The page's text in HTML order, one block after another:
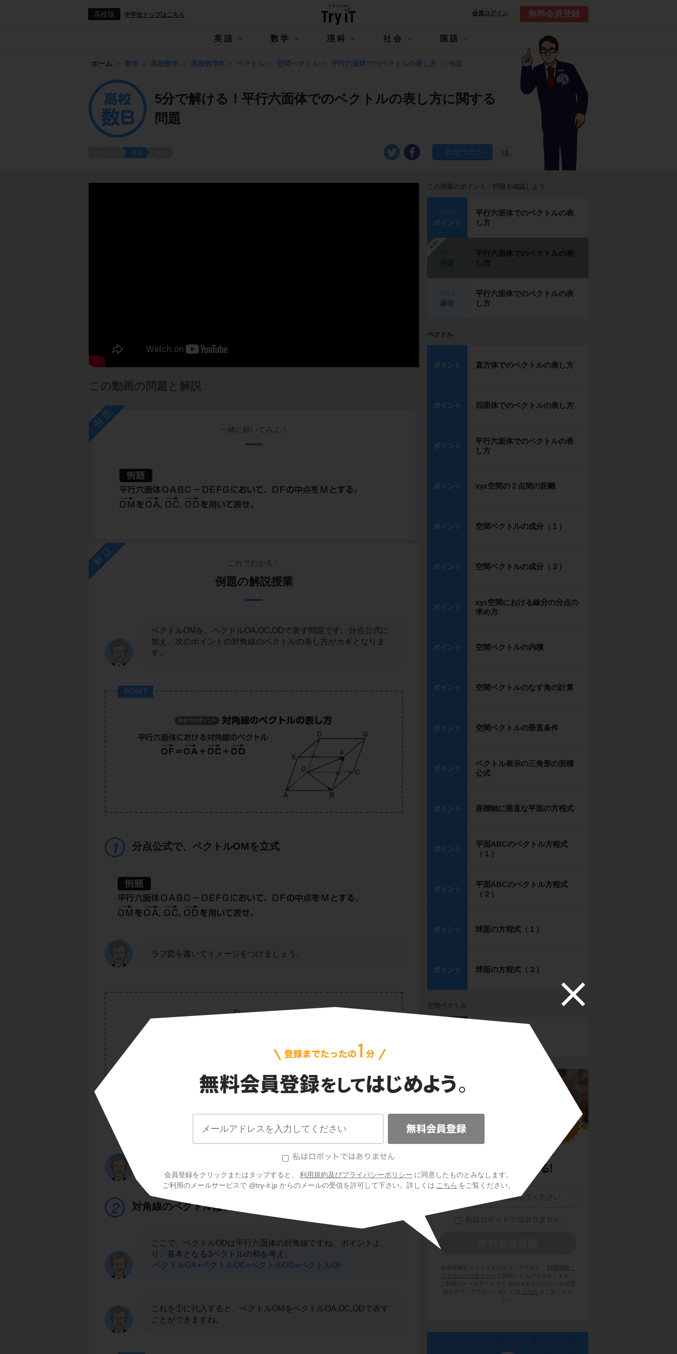
高校版 中学生トップはこちら 会員ログイン 無料会員登録
会員登録をクリックまたはタップすると、 利用規約及びプライバシーポリシー に同意したものとみなします。
ご利用のメールサービスで @try-it.jp からのメールの受信を許可して下さい。詳しくは こちら をご覧ください。
英語 数学 理科 社会 国語
ホーム 数学 高校数学 高校数学B ベクトル 空間ベクトル 平行六面体でのベクトルの表し方 例題
5分で解ける！平行六面体でのベクトルの表し方に関する
問題
例題 13
この動画の問題と解説
例題 一緒に解いてみよう
解説 これでわかる！
例題の解説授業
ベクトルOMを、ベクトルOA,OC,ODで表す問題です。分点公式に
加え、次のポイントの対角線のベクトルの表し方がカギとなりま
す。
POINT
分点公式で、ベクトルOMを立式
ラフ図を書いてイメージをつけましょう。
ベクトルOMを、ベクトルOA,OC,ODで表現します。すべて
でそろっていますね。点Mは、問題文よりDFの中点なので、
ベクトルOM=(ベクトルOD+ベクトルOF)/2……①
対角線のベクトルは、基本3ベクトルの和
ここで、ベクトルODは平行六面体の対角線ですね。ポイントよ
り、基本となる3ベクトルの和を考え、
ベクトルOA+ベクトルOC+ベクトルOD=ベクトルOF
これを①に代入すると、ベクトルOMをベクトルOA,OC,ODで表す
ことができますね。
この授業のポイント・問題を確認しよう
ポイント
平行六面体でのベクトルの表
し方
勉強中
平行六面体でのベクトルの表
し方
練習
平行六面体でのベクトルの表
し方
ベクトル
ポイント 直方体でのベクトルの表し方
ポイント 四面体でのベクトルの表し方
ポイント
平行六面体でのベクトルの表
し方
ポイント xyz空間の２点間の距離
ポイント 空間ベクトルの成分（１）
ポイント 空間ベクトルの成分（２）
ポイント
xyz空間における線分の分点の
求め方
ポイント 空間ベクトルの内積
ポイント 空間ベクトルのなす角の計算
ポイント 空間ベクトルの垂直条件
ポイント
ベクトル表示の三角形の面積
公式
ポイント 座標軸に垂直な平面の方程式
ポイント
平面ABCのベクトル方程式
（１）
ポイント
平面ABCのベクトル方程式
（２）
ポイント 球面の方程式（１）
ポイント 球面の方程式（２）
空間ベクトル
会員登録をクリックまたはタップすると、
利用規約・
プライバシーポリシー
に同意したものとみなします。
ご利用のメールサービスで @try-it.jp からのメールの受
信を許可して下さい。詳しくは
こちら
をご覧くださ
い。